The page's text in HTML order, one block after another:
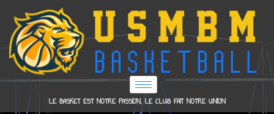
LE BASKET EST NOTRE PASSION, LE CLUB FAIT NOTRE UNION